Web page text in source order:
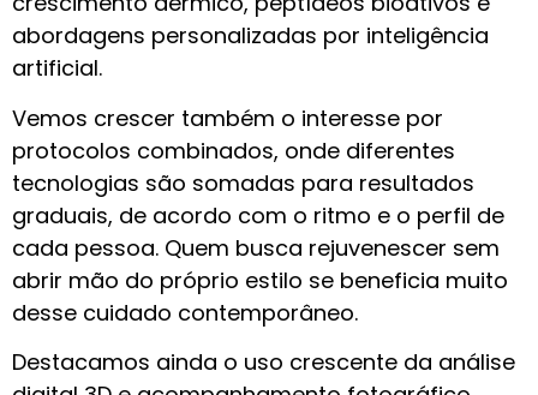
abordagens personalizadas por inteligência
artificial.
Vemos crescer também o interesse por
protocolos combinados, onde diferentes
tecnologias são somadas para resultados
graduais, de acordo com o ritmo e o perfil de
cada pessoa. Quem busca rejuvenescer sem
abrir mão do próprio estilo se beneficia muito
desse cuidado contemporâneo.
Destacamos ainda o uso crescente da análise